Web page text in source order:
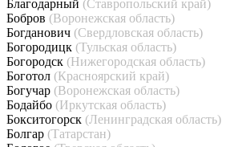
Благодарный (Ставропольский край)
Бобров (Воронежская область)
Богданович (Свердловская область)
Богородицк (Тульская область)
Богородск (Нижегородская область)
Боготол (Красноярский край)
Богучар (Воронежская область)
Бодайбо (Иркутская область)
Бокситогорск (Ленинградская область)
Болгар (Татарстан)